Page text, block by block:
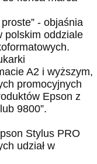
- objaśnia
polskim oddziale
A2 i wyższym,
promocyjnych
Epson z
9800”.
Stylus PRO
udział w